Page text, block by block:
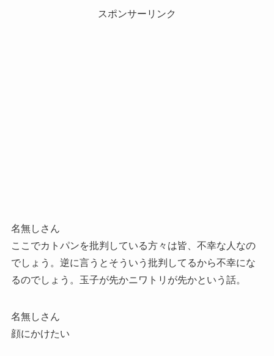
スポンサーリンク
名無しさん
ここでカトパンを批判している方々は皆、不幸な人なの
でしょう。逆に言うとそういう批判してるから不幸にな
るのでしょう。玉子が先かニワトリが先かという話。
名無しさん
顔にかけたい